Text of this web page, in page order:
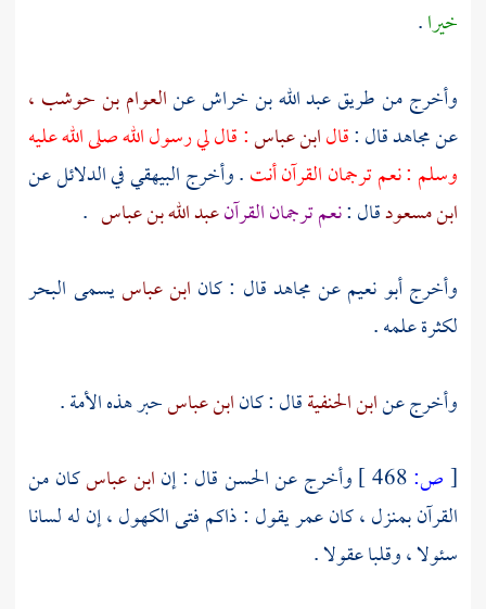
خيرا.
وأخرج من طريقعبد الله بن خراشعنالعوام بن حوشب ،
عنمجاهدقال :قالابن عباس: قال لي رسول الله صلى الله عليه
وسلم : نعم ترجمان القرآن أنت. وأخرجالبيهقيفي الدلائل عن
ابن مسعودقال :نعم ترجمان القرآنعبد الله بن عباس .
وأخرجأبو نعيمعنمجاهدقال : كان ابن عباسيسمى البحر
لكثرة علمه .
وأخرج عنابن الحنفيةقال : كانابن عباسحبر هذه الأمة .
[ص: وأخرج عنالحسنقال : إنابن عباسكان من
القرآن بمنزل ، كانعمريقول : ذاكم فتى الكهول ، إن له لسانا
سئولا ، وقلبا عقولا .